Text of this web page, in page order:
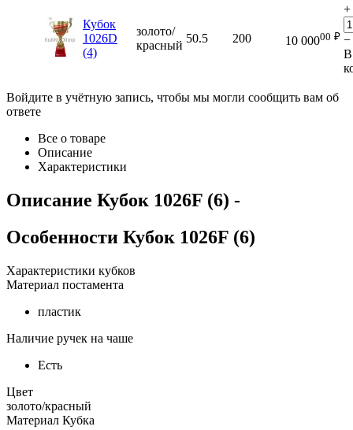
Кубок
1026D
(4)
золото/
красный
50.5 200 10 00000 ₽
+
−
В
Войдите в учётную запись, чтобы мы могли сообщить вам об
ответе
Все о товаре
Описание
Характеристики
Описание Кубок 1026F (6) -
Особенности Кубок 1026F (6)
Характеристики кубков
Материал постамента
пластик
Наличие ручек на чаше
Есть
Цвет
золото/красный
Материал Кубка